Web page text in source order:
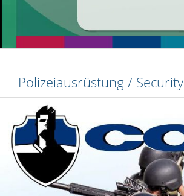
Polizeiausrüstung / Security